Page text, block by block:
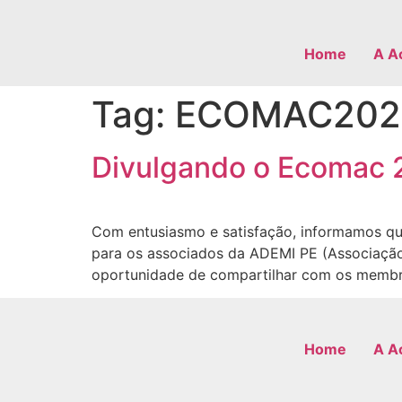
Home A
Tag:
Divulgando o Ecomac
Com entusiasmo e satisfação, informamos
para os associados da ADEMI PE
oportunidade de compartilhar com os
Home A